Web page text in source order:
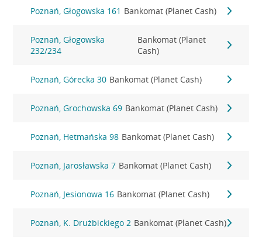
Poznań, Głogowska 161 Bankomat (Planet Cash)
Poznań, Głogowska
232/234
Bankomat (Planet
Cash)
Poznań, Górecka 30 Bankomat (Planet Cash)
Poznań, Grochowska 69 Bankomat (Planet Cash)
Poznań, Hetmańska 98 Bankomat (Planet Cash)
Poznań, Jarosławska 7 Bankomat (Planet Cash)
Poznań, Jesionowa 16 Bankomat (Planet Cash)
Poznań, K. Drużbickiego 2 Bankomat (Planet Cash)